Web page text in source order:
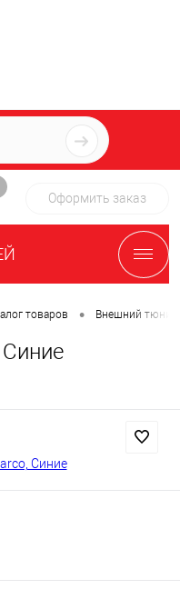
+7 (939) 716-10-06
пн-пт 7:00-16:00 МСК
Оформить заказ
товаров • Внешний